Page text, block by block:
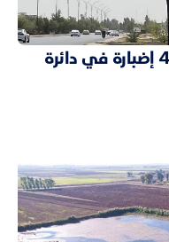
النزاهة تضبط تلاعباً وتزويراً بـ 46 إضبارة في دائرة